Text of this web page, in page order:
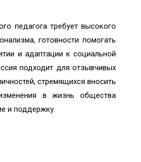
педагога требует высокого
готовности помогать
и адаптации к социальной
подходит для отзывчивых
стремящихся вносить
в жизнь общества
и поддержку.